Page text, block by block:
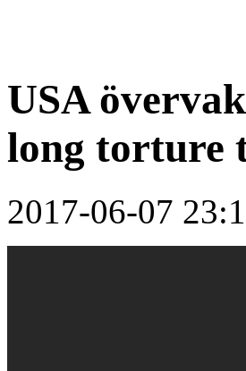
USA
long torture
2017-06-07